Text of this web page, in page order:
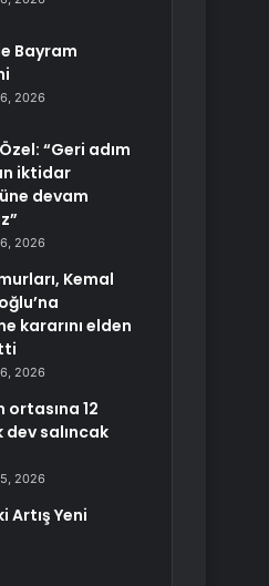
Bayram
2026
“Geri adım
iktidar
devam
2026
Kemal
kararını elden
2026
ortasına 12
salıncak
2026
Artış Yeni